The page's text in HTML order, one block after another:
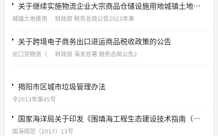
关于继续实施物流企业大宗商品仓储设施用地城镇土地使用税优惠政策的公告
城镇土地使用 财政部 税务总局公告2023年第
关于跨境电子商务出口退运商品税收政策的公告
出口货物退（ 财政部 海关总署 税务总局公告2
揭阳市区城市垃圾管理办法
令2013年第45号
国家海洋局关于印发《围填海工程生态建设技术指南（试行）》的通知
国海规范〔2017〕13号